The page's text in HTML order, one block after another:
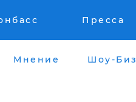
Пресса
Мнение Шоу-Биз